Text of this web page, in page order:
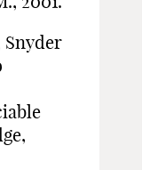
Snyder